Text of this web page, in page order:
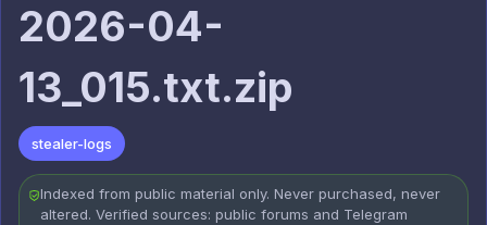
2026-04-
13_015.txt.zip
stealer-logs
Indexed from public material only. Never purchased, never
altered. Verified sources: public forums and Telegram